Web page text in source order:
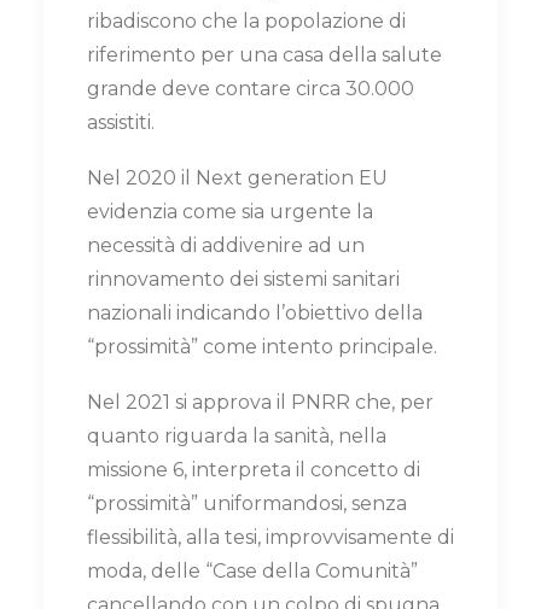
ribadiscono che la popolazione di
riferimento per una casa della salute
grande deve contare circa 30.000
assistiti.
Nel 2020 il Next generation EU
evidenzia come sia urgente la
necessità di addivenire ad un
rinnovamento dei sistemi sanitari
nazionali indicando l’obiettivo della
“prossimità” come intento principale.
Nel 2021 si approva il PNRR che, per
quanto riguarda la sanità, nella
missione 6, interpreta il concetto di
“prossimità” uniformandosi, senza
flessibilità, alla tesi, improvvisamente di
moda, delle “Case della Comunità”